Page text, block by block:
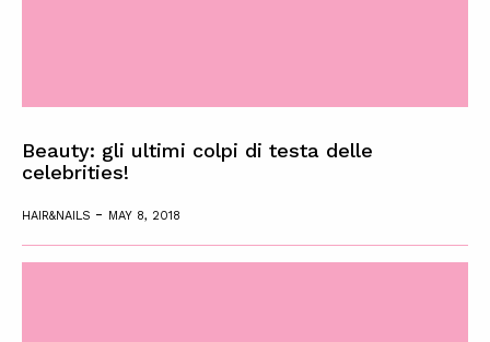
Beauty: gli ultimi colpi di testa delle
celebrities!
HAIR&NAILS - MAY 8, 2018